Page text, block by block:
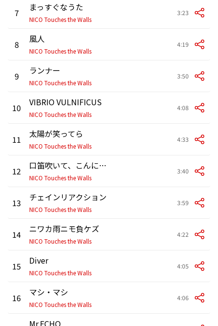
7 まっすぐなうた
NICO Touches the Walls
3:23
8 風人
NICO Touches the Walls
4:19
9 ランナー
NICO Touches the Walls
3:50
10 VIBRIO VULNIFICUS
NICO Touches the Walls
4:08
11 太陽が笑ってら
NICO Touches the Walls
4:33
12 口笛吹いて、こんにちは
NICO Touches the Walls
3:40
13 チェインリアクション
NICO Touches the Walls
3:59
14 ニワカ雨ニモ負ケズ
NICO Touches the Walls
4:22
15 Diver
NICO Touches the Walls
4:05
16 マシ・マシ
NICO Touches the Walls
4:06
Mr.ECHO